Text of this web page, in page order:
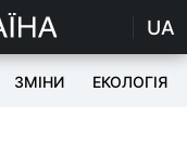
UA
ЗМІНИ ЕКОЛОГІЯ